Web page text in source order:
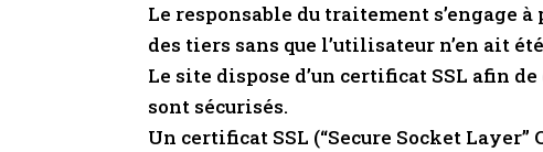
Le responsable du traitement s’engage
des tiers sans que l’utilisateur n’en ait
Le site dispose d’un certificat SSL afin
sont sécurisés.
Un certificat SSL (“Secure Socket